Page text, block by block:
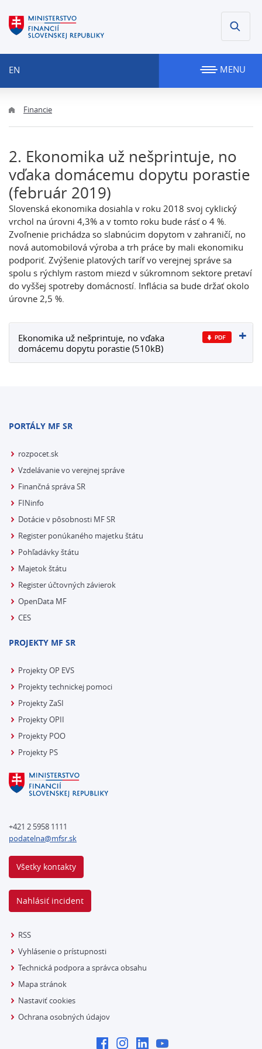
EN MENU
Financie
2. Ekonomika už nešprintuje, no
vďaka domácemu dopytu porastie
(február 2019)
Slovenská ekonomika dosiahla v roku 2018 svoj cyklický
vrchol na úrovni 4,3% a v tomto roku bude rásť o 4 %.
Zvoľnenie prichádza so slabnúcim dopytom v zahraničí, no
nová automobilová výroba a trh práce by mali ekonomiku
podporiť. Zvýšenie platových taríf vo verejnej správe sa
spolu s rýchlym rastom miezd v súkromnom sektore pretaví
do vyššej spotreby domácností. Inflácia sa bude držať okolo
úrovne 2,5 %.
Ekonomika už nešprintuje, no vďaka
domácemu dopytu porastie (510kB)
PORTÁLY MF SR
rozpocet.sk
Vzdelávanie vo verejnej správe
Finančná správa SR
FINinfo
Dotácie v pôsobnosti MF SR
Register ponúkaného majetku štátu
Pohľadávky štátu
Majetok štátu
Register účtovných závierok
OpenData MF
CES
PROJEKTY MF SR
Projekty OP EVS
Projekty technickej pomoci
Projekty ZaSI
Projekty OPII
Projekty POO
Projekty PS
+421 2 5958 1111
podatelna@mfsr.sk
Všetky kontakty
Nahlásiť incident
RSS
Vyhlásenie o prístupnosti
Technická podpora a správca obsahu
Mapa stránok
Nastaviť cookies
Ochrana osobných údajov